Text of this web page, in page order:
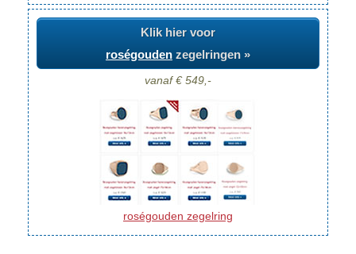
Klik hier voor
roségouden zegelringen »
vanaf € 549,-
roségouden zegelring